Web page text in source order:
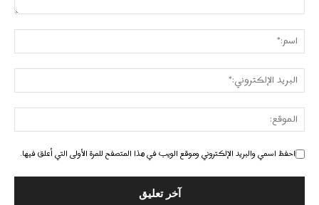
احفظ اسمي والبريد الإلكتروني وموقع الويب في هذا المتصفح للمرة الأولى التي أعلق فيها.